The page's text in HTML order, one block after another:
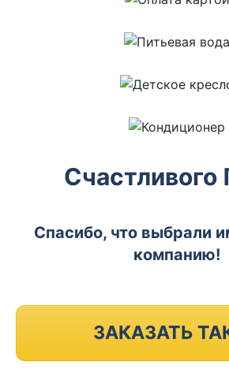
Счастливого
Спасибо, что выбрали
компанию!
ЗАКАЗАТЬ